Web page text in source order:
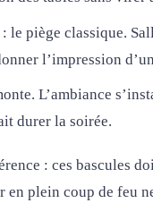
: le piège classique.
l’impression
L’ambiance
durer la soirée.
: ces bascules
en plein coup de feu